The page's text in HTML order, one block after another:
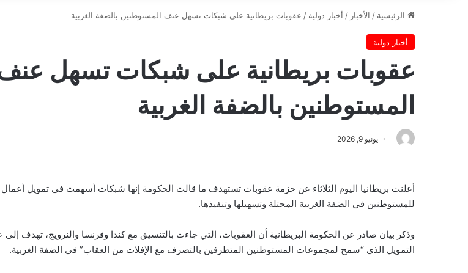
الرئيسية / الأخبار / أخبار دولية / عقوبات بريطانية على شبكات تسهل عنف المستوطنين بالضفة الغربية
أخبار دولية
عقوبات بريطانية على شبكات تسهل
المستوطنين بالضفة الغربية
يونيو 9, 2026
أعلنت بريطانيا اليوم الثلاثاء عن حزمة عقوبات تستهدف ما قالت الحكومة إنها شبكات أسهمت في تمويل
للمستوطنين في الضفة الغربية المحتلة وتسهيلها وتنفيذها.
وذكر بيان صادر عن الحكومة البريطانية أن العقوبات، التي جاءت بالتنسيق مع كندا وفرنسا والنرويج، تهدف
التمويل الذي “سمح لمجموعات المستوطنين المتطرفين بالتصرف مع الإفلات من العقاب” في الضفة الغربية.